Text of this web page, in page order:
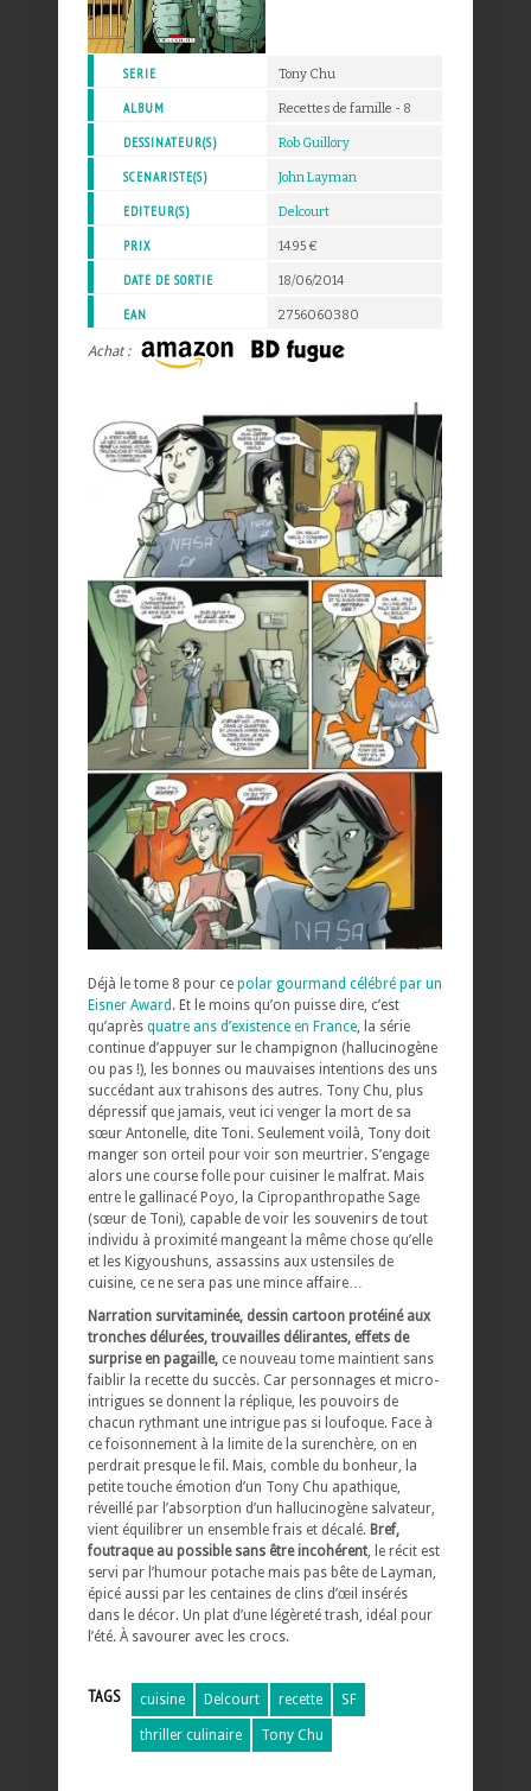
SERIE Tony Chu
ALBUM Recettes de famille - 8
DESSINATEUR(S) Rob Guillory
SCENARISTE(S) John Layman
EDITEUR(S) Delcourt
PRIX 14.95 €
DATE DE SORTIE 18/06/2014
EAN 2756060380
Achat :
Déjà le tome 8 pour ce polar gourmand célébré par un
Eisner Award . Et le moins qu’on puisse dire, c’est
qu’après quatre ans d’existence en France , la série
continue d’appuyer sur le champignon (hallucinogène
ou pas !), les bonnes ou mauvaises intentions des uns
succédant aux trahisons des autres. Tony Chu, plus
dépressif que jamais, veut ici venger la mort de sa
sœur Antonelle, dite Toni. Seulement voilà, Tony doit
manger son orteil pour voir son meurtrier. S’engage
alors une course folle pour cuisiner le malfrat. Mais
entre le gallinacé Poyo, la Cipropanthropathe Sage
(sœur de Toni), capable de voir les souvenirs de tout
individu à proximité mangeant la même chose qu’elle
et les Kigyoushuns, assassins aux ustensiles de
cuisine, ce ne sera pas une mince affaire…
Narration survitaminée, dessin cartoon protéiné aux
tronches délurées, trouvailles délirantes, effets de
surprise en pagaille, ce nouveau tome maintient sans
faiblir la recette du succès. Car personnages et micro-
intrigues se donnent la réplique, les pouvoirs de
chacun rythmant une intrigue pas si loufoque. Face à
ce foisonnement à la limite de la surenchère, on en
perdrait presque le fil. Mais, comble du bonheur, la
petite touche émotion d’un Tony Chu apathique,
réveillé par l’absorption d’un hallucinogène salvateur,
vient équilibrer un ensemble frais et décalé. Bref,
foutraque au possible sans être incohérent , le récit est
servi par l’humour potache mais pas bête de Layman,
épicé aussi par les centaines de clins d’œil insérés
dans le décor. Un plat d’une légèreté trash, idéal pour
l’été. À savourer avec les crocs.
TAGS cuisine Delcourt recette SF
thriller culinaire Tony Chu